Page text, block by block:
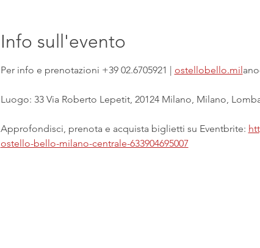
Info sull'evento
Per info e prenotazioni +39 02.6705921 | ostellobello.mil
Luogo: 33 Via Roberto Lepetit, 20124 Milano, Milano,
Approfondisci, prenota e acquista biglietti su Eventbrite:
ostello-bello-milano-centrale-633904695007